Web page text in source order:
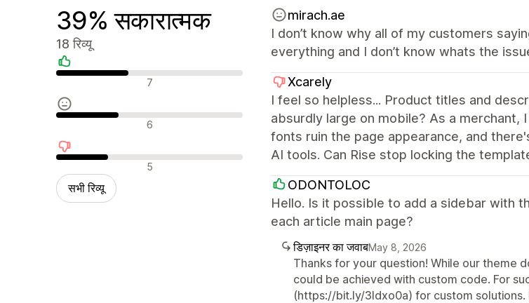
39% सकारात्मक
18 रिव्यू
सकारात्मक रिव्यू 7
न्यूट्रल रिव्यू 6
नकारात्मक रिव्यू 5
सभी रिव्यू
mirach.ae
I don’t know why all of my customers
everything and I don’t know whats the
Xcarely
I feel so helpless... Product titles and
absurdly large on mobile? As a
fonts ruin the page appearance, and
AI tools. Can Rise stop locking the
ODONTOLOC
Hello. Is it possible to add a sidebar with
each article main page?
डिज़ाइनर का जवाबMay 8, 2026
Thanks for your question! While our theme
could be achieved with custom code. For
(https://bit.ly/3Idxo0a) for custom